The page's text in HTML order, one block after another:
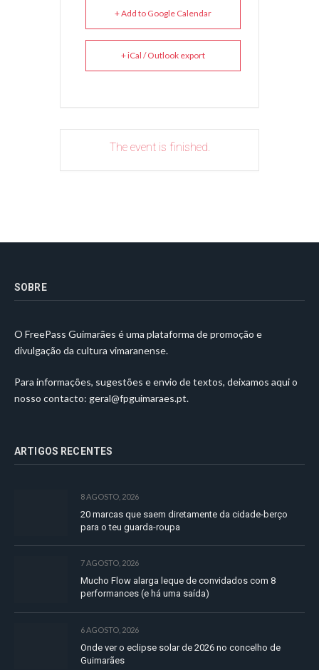
+ Add to Google Calendar
+ iCal / Outlook export
The event is finished.
SOBRE
O FreePass Guimarães é uma plataforma de promoção e
divulgação da cultura vimaranense.
Para informações, sugestões e envio de textos, deixamos aqui o
nosso contacto: geral@fpguimaraes.pt.
ARTIGOS RECENTES
8 AGOSTO, 2026
20 marcas que saem diretamente da cidade-berço
para o teu guarda-roupa
7 AGOSTO, 2026
Mucho Flow alarga leque de convidados com 8
performances (e há uma saída)
6 AGOSTO, 2026
Onde ver o eclipse solar de 2026 no concelho de
Guimarães